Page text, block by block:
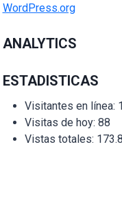
WordPress.org
ANALYTICS
ESTADISTICAS
Visitantes en línea: 1
Visitas de hoy: 88
Vistas totales: